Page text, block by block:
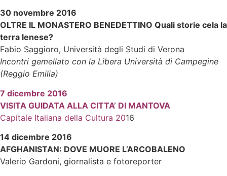
30 novembre 2016
OLTRE IL MONASTERO BENEDETTINO Quali storie cela la
terra lenese?
Fabio Saggioro, Università degli Studi di Verona
Incontri gemellato con la Libera Università di Campegine
(Reggio Emilia)
7 dicembre 2016
VISITA GUIDATA ALLA CITTA’ DI MANTOVA
Capitale Italiana della Cultura 2016
14 dicembre 2016
AFGHANISTAN: DOVE MUORE L’ARCOBALENO
Valerio Gardoni, giornalista e fotoreporter